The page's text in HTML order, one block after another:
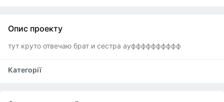
Опис проекту
тут круто отвечаю брат и сестра ауфффффффффф
Категорії